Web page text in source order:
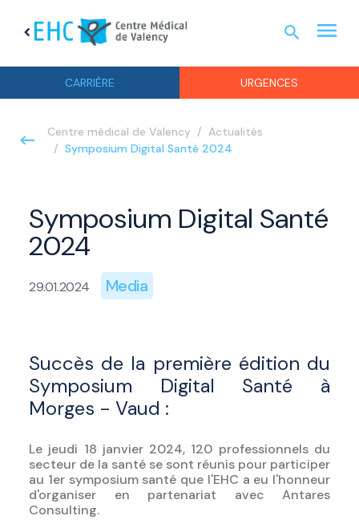
chevron_left
CARRIÈRE URGENCES
search menu
Centre médical de Valency
Actualités
Symposium Digital Santé 2024
Symposium Digital Santé
2024
29.01.2024 Media
Succès de la première édition du
Symposium Digital Santé à
Morges - Vaud :
Le jeudi 18 janvier 2024, 120 professionnels du
secteur de la santé se sont réunis pour participer
au 1er symposium santé que l'EHC a eu l'honneur
d'organiser en partenariat avec Antares
Consulting.